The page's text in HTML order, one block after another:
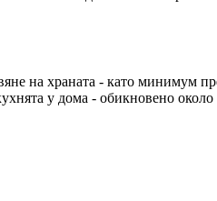
на храната - като минимум
у дома - обикновено около